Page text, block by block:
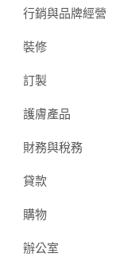
行銷與品牌經營
裝修
訂製
護膚產品
財務與稅務
貸款
購物
辦公室